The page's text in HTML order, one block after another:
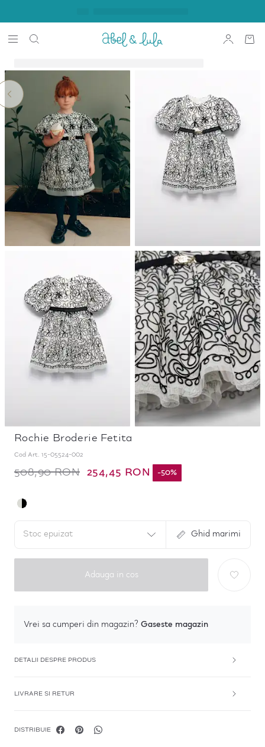
Rochie Broderie Fetita
Cod Art. 15-05524-002
508,90 RON 254,45 RON -50%
Stoc epuizat Ghid marimi
Adauga in cos
Vrei sa cumperi din magazin? Gaseste magazin
DETALII DESPRE PRODUS
LIVRARE SI RETUR
DISTRIBUIE